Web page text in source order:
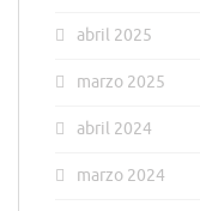
abril 2025
marzo 2025
abril 2024
marzo 2024